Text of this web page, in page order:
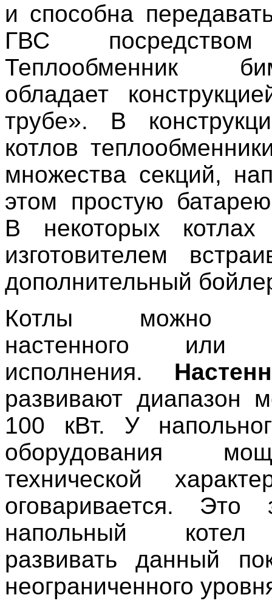
и способна
ГВС
Теплообменник
обладает
трубе». В
котлов
множества секций,
этом простую
В некоторых
изготовителем
дополнительный
Котлы можно
настенного или
исполнения.
развивают диапазон
100 кВт. У
оборудования
технической
оговаривается. Это
напольный котел
развивать данный
неограниченного